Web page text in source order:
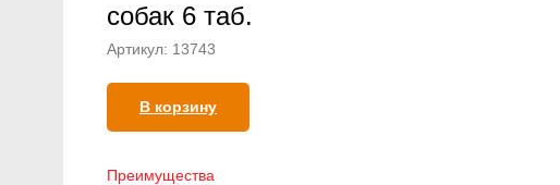
собак 6 таб.
Артикул: 13743
В корзину
Преимущества